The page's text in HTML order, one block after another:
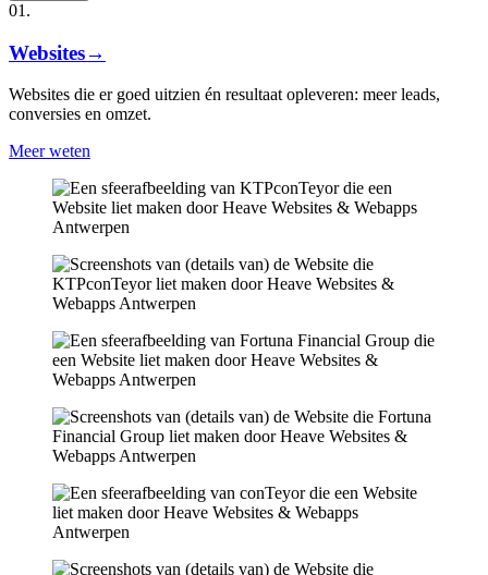
01.
Websites→
Websites die er goed uitzien én resultaat opleveren: meer leads,
conversies en omzet.
Meer weten